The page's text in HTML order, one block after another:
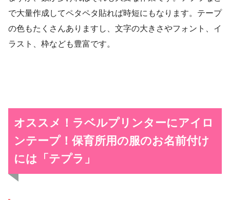
で大量作成してペタペタ貼れば時短にもなります。テープ
の色もたくさんありますし、文字の大きさやフォント、イ
ラスト、枠なども豊富です。
オススメ！ラベルプリンターにアイロ
ンテープ！保育所用の服のお名前付け
には「テプラ」